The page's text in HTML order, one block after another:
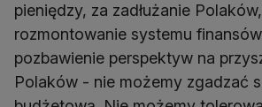
pieniędzy, za zadłużanie
rozmontowanie systemu
pozbawienie perspektyw na
Polaków - nie możemy zgadzać